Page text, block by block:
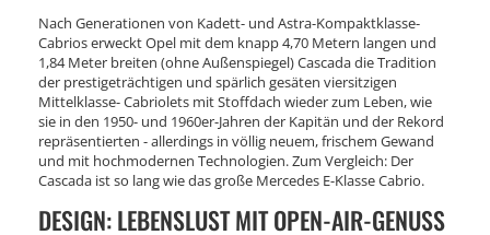
Nach Generationen von Kadett- und Astra-Kompaktklasse-
Cabrios erweckt Opel mit dem knapp 4,70 Metern langen und
1,84 Meter breiten (ohne Außenspiegel) Cascada die Tradition
der prestigeträchtigen und spärlich gesäten viersitzigen
Mittelklasse- Cabriolets mit Stoffdach wieder zum Leben, wie
sie in den 1950- und 1960er-Jahren der Kapitän und der Rekord
repräsentierten - allerdings in völlig neuem, frischem Gewand
und mit hochmodernen Technologien. Zum Vergleich: Der
Cascada ist so lang wie das große Mercedes E-Klasse Cabrio.
DESIGN: LEBENSLUST MIT OPEN-AIR-GENUSS